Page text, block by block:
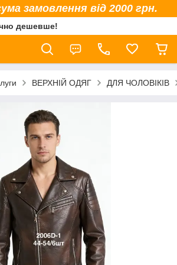
замовлення від 2000 грн.
дешевше!
ВЕРХНІЙ ОДЯГ ДЛЯ ЧОЛОВІКІВ